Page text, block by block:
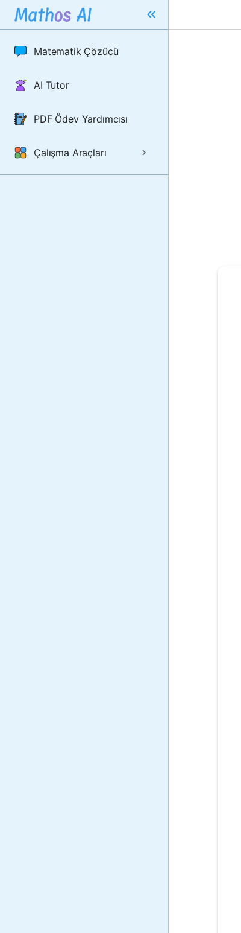
Matematik Çözücü
AI Tutor
PDF Ödev Yardımcısı
Çalışma Araçları